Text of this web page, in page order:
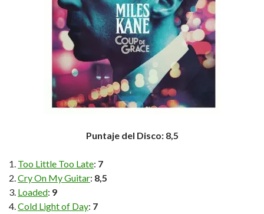
Puntaje del Disco: 8,5
Too Little Too Late: 7
Cry On My Guitar: 8,5
Loaded: 9
Cold Light of Day: 7